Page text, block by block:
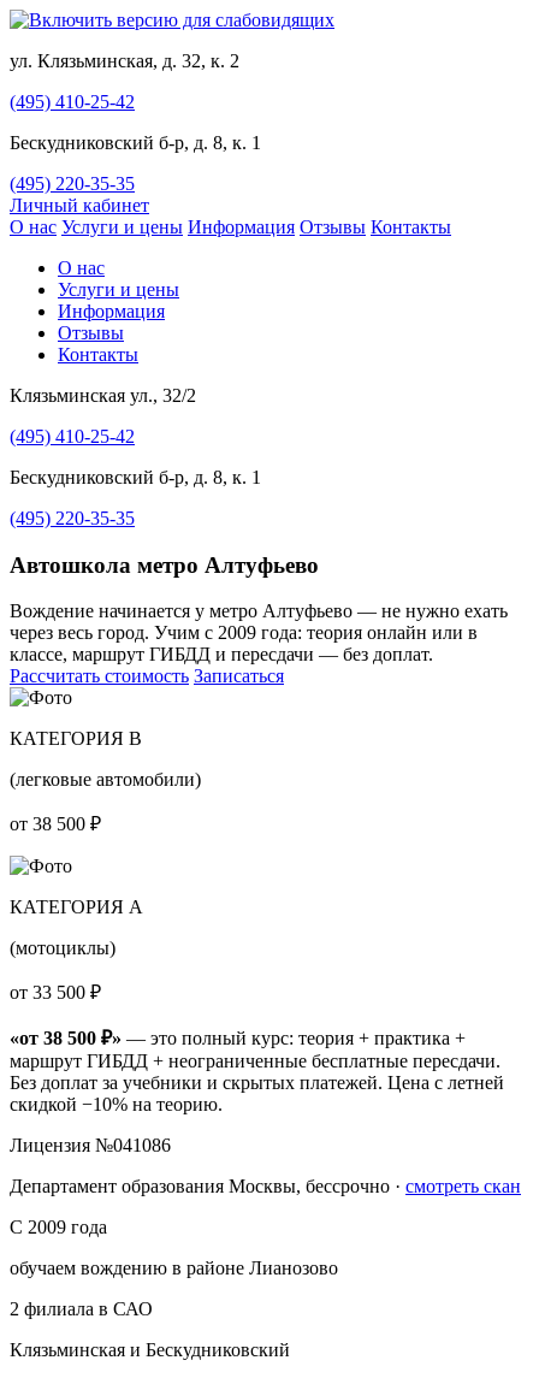
ул. Клязьминская, д. 32, к. 2
(495) 410-25-42
Бескудниковский б-р, д. 8, к. 1
(495) 220-35-35
Личный кабинет
О нас Услуги и цены Информация Отзывы Контакты
О нас
Услуги и цены
Информация
Отзывы
Контакты
Клязьминская ул., 32/2
(495) 410-25-42
Бескудниковский б-р, д. 8, к. 1
(495) 220-35-35
Автошкола метро Алтуфьево
Вождение начинается у метро Алтуфьево — не нужно ехать
через весь город. Учим с 2009 года: теория онлайн или в
классе, маршрут ГИБДД и пересдачи — без доплат.
Рассчитать стоимость Записаться
КАТЕГОРИЯ B
(легковые автомобили)
от 38 500 ₽
КАТЕГОРИЯ A
(мотоциклы)
от 33 500 ₽
«от 38 500 ₽» — это полный курс: теория + практика +
маршрут ГИБДД + неограниченные бесплатные пересдачи.
Без доплат за учебники и скрытых платежей. Цена с летней
скидкой −10% на теорию.
Лицензия №041086
Департамент образования Москвы, бессрочно · смотреть скан
С 2009 года
обучаем вождению в районе Лианозово
2 филиала в САО
Клязьминская и Бескудниковский